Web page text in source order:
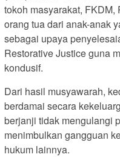
tokoh masyarakat,
orang tua dari anak-anak
sebagai upaya
Restorative Justice guna
kondusif.
Dari hasil musyawarah,
berdamai secara
berjanji tidak mengulangi
menimbulkan gangguan
hukum lainnya.